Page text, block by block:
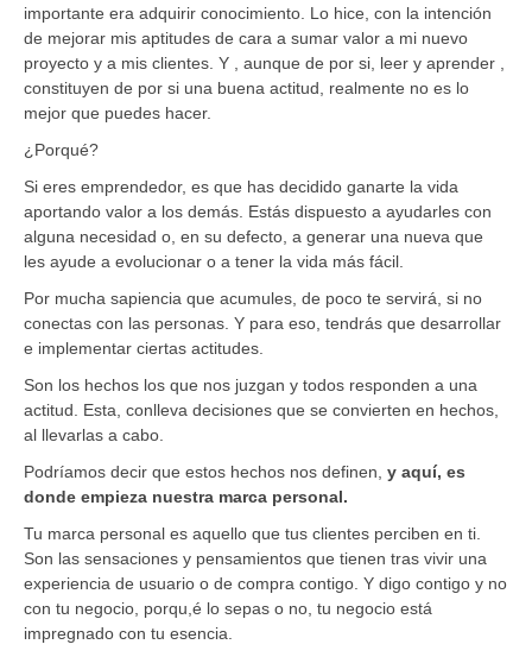
importante era adquirir conocimiento. Lo hice, con la intención
de mejorar mis aptitudes de cara a sumar valor a mi nuevo
proyecto y a mis clientes. Y , aunque de por si, leer y aprender ,
constituyen de por si una buena actitud, realmente no es lo
mejor que puedes hacer.
¿Porqué?
Si eres emprendedor, es que has decidido ganarte la vida
aportando valor a los demás. Estás dispuesto a ayudarles con
alguna necesidad o, en su defecto, a generar una nueva que
les ayude a evolucionar o a tener la vida más fácil.
Por mucha sapiencia que acumules, de poco te servirá, si no
conectas con las personas. Y para eso, tendrás que desarrollar
e implementar ciertas actitudes.
Son los hechos los que nos juzgan y todos responden a una
actitud. Esta, conlleva decisiones que se convierten en hechos,
al llevarlas a cabo.
Podríamos decir que estos hechos nos definen, y aquí, es
donde empieza nuestra marca personal.
Tu marca personal es aquello que tus clientes perciben en ti.
Son las sensaciones y pensamientos que tienen tras vivir una
experiencia de usuario o de compra contigo. Y digo contigo y no
con tu negocio, porqu,é lo sepas o no, tu negocio está
impregnado con tu esencia.